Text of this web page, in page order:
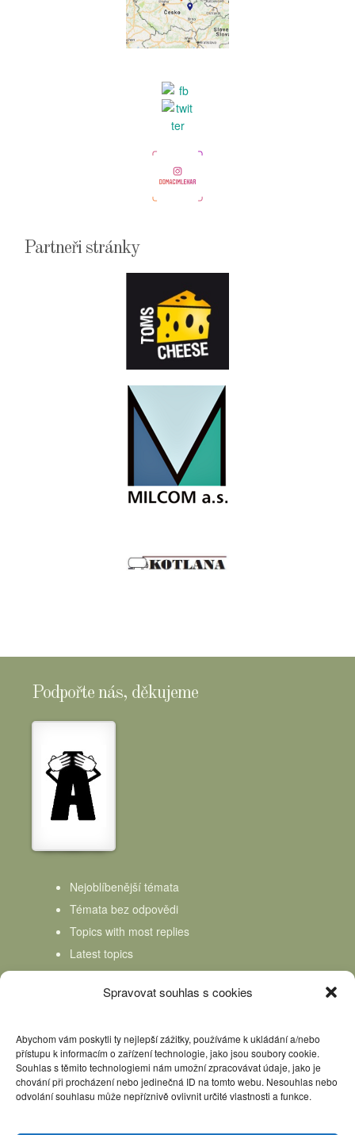
Spravovat souhlas s cookies
Abychom vám poskytli ty nejlepší zážitky, používáme k ukládání a/nebo
přístupu k informacím o zařízení technologie, jako jsou soubory cookie.
Souhlas s těmito technologiemi nám umožní zpracovávat údaje, jako je
chování při procházení nebo jedinečná ID na tomto webu. Nesouhlas nebo
odvolání souhlasu může nepříznivě ovlivnit určité vlastnosti a funkce.
Partneři stránky
Podpořte nás, děkujeme
Nejoblíbenější témata
Témata bez odpovědi
Topics with most replies
Latest topics
Topics Freshness